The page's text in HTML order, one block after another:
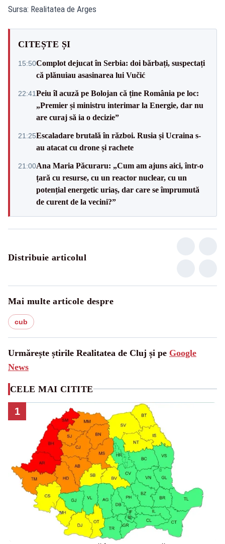
Sursa: Realitatea de Arges
CITEȘTE ȘI
15:50Complot dejucat în Serbia: doi bărbați, suspectați
că plănuiau asasinarea lui Vučić
22:41Peiu îl acuză pe Bolojan că ține România pe loc:
„Premier și ministru interimar la Energie, dar nu
are curaj să ia o decizie”
21:25Escaladare brutală în război. Rusia și Ucraina s-
au atacat cu drone și rachete
21:00Ana Maria Păcuraru: „Cum am ajuns aici, într-o
țară cu resurse, cu un reactor nuclear, cu un
potențial energetic uriaș, dar care se împrumută
de curent de la vecini?”
Distribuie articolul
Mai multe articole despre
cub
Urmărește știrile Realitatea de Cluj și pe Google
News
CELE MAI CITITE
1